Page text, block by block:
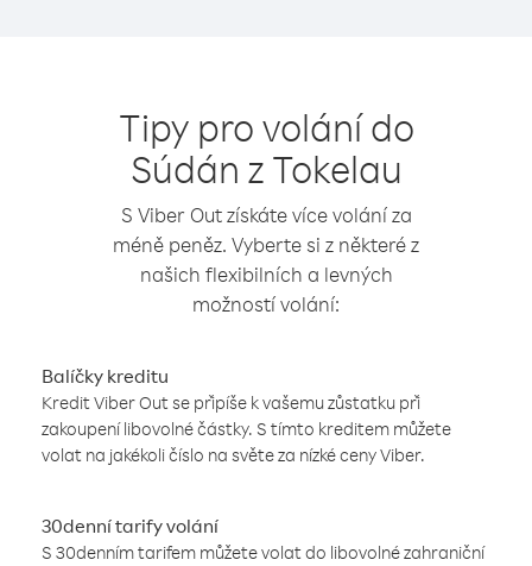
Tipy pro volání do
Súdán z Tokelau
S Viber Out získáte více volání za
méně peněz. Vyberte si z některé z
našich flexibilních a levných
možností volání:
Balíčky kreditu
Kredit Viber Out se připíše k vašemu zůstatku při
zakoupení libovolné částky. S tímto kreditem můžete
volat na jakékoli číslo na světe za nízké ceny Viber.
30denní tarify volání
S 30denním tarifem můžete volat do libovolné zahraniční